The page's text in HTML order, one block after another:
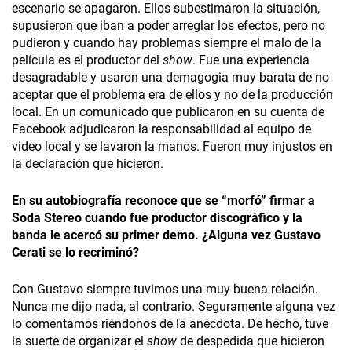
escenario se apagaron. Ellos subestimaron la situación,
supusieron que iban a poder arreglar los efectos, pero no
pudieron y cuando hay problemas siempre el malo de la
película es el productor del show. Fue una experiencia
desagradable y usaron una demagogia muy barata de no
aceptar que el problema era de ellos y no de la producción
local. En un comunicado que publicaron en su cuenta de
Facebook adjudicaron la responsabilidad al equipo de
video local y se lavaron la manos. Fueron muy injustos en
la declaración que hicieron.
En su autobiografía reconoce que se “morfó” firmar a
Soda Stereo cuando fue productor discográfico y la
banda le acercó su primer demo. ¿Alguna vez Gustavo
Cerati se lo recriminó?
Con Gustavo siempre tuvimos una muy buena relación.
Nunca me dijo nada, al contrario. Seguramente alguna vez
lo comentamos riéndonos de la anécdota. De hecho, tuve
la suerte de organizar el show de despedida que hicieron